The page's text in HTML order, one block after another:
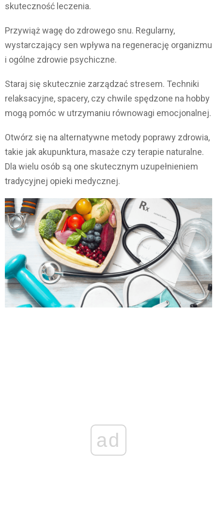
skuteczność leczenia.
Przywiąż wagę do zdrowego snu. Regularny,
wystarczający sen wpływa na regenerację organizmu
i ogólne zdrowie psychiczne.
Staraj się skutecznie zarządzać stresem. Techniki
relaksacyjne, spacery, czy chwile spędzone na hobby
mogą pomóc w utrzymaniu równowagi emocjonalnej.
Otwórz się na alternatywne metody poprawy zdrowia,
takie jak akupunktura, masaże czy terapie naturalne.
Dla wielu osób są one skutecznym uzupełnieniem
tradycyjnej opieki medycznej.
ad